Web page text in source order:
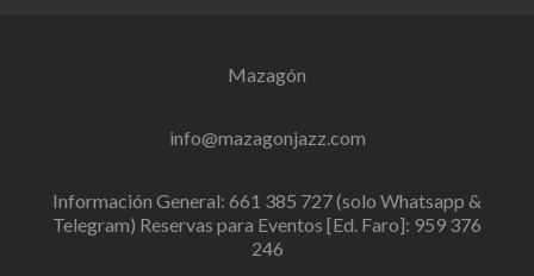
Mazagón
info@mazagonjazz.com
Información General: 661 385 727 (solo Whatsapp &
Telegram) Reservas para Eventos [Ed. Faro]: 959 376
246